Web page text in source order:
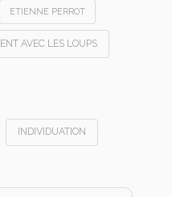
ETIENNE PERROT
AVEC LES LOUPS
INDIVIDUATION